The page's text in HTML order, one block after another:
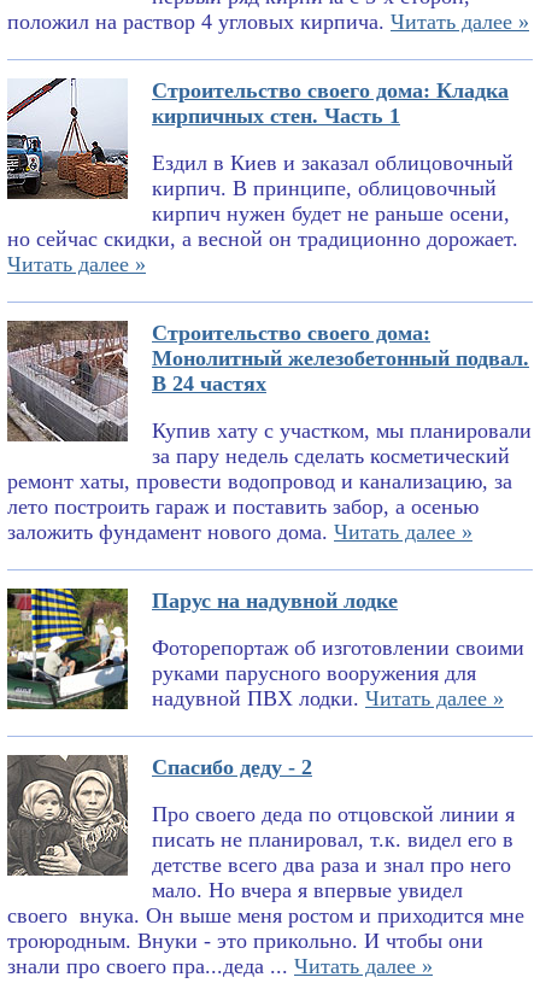
положил на раствор 4 угловых кирпича. Читать далее »
Строительство своего дома: Кладка
кирпичных стен. Часть 1
Ездил в Киев и заказал облицовочный
кирпич. В принципе, облицовочный
кирпич нужен будет не раньше осени,
но сейчас скидки, а весной он традиционно дорожает.
Читать далее »
Строительство своего дома:
Монолитный железобетонный подвал.
В 24 частях
Купив хату с участком, мы планировали
за пару недель сделать косметический
ремонт хаты, провести водопровод и канализацию, за
лето построить гараж и поставить забор, а осенью
заложить фундамент нового дома. Читать далее »
Парус на надувной лодке
Фоторепортаж об изготовлении своими
руками парусного вооружения для
надувной ПВХ лодки. Читать далее »
Спасибо деду - 2
Про своего деда по отцовской линии я
писать не планировал, т.к. видел его в
детстве всего два раза и знал про него
мало. Но вчера я впервые увидел
своего внука. Он выше меня ростом и приходится мне
троюродным. Внуки - это прикольно. И чтобы они
знали про своего пра...деда ... Читать далее »